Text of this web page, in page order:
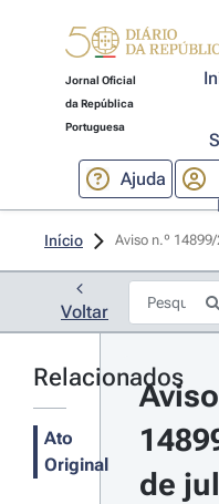
Jornal Oficial
da República
Portuguesa
Ajuda
Início Aviso n.º
Voltar
Relacionados
Ato
Original
de